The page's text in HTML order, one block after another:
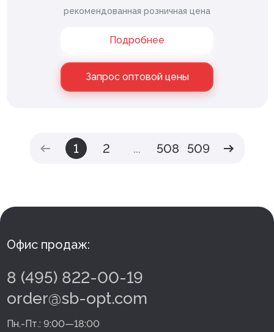
рекомендованная розничная цена
Подробнее
Запрос оптовой цены
1 2 ... 508 509
Офис продаж:
8 (495) 822-00-19
order@sb-opt.com
Пн.-Пт.: 9:00—18:00